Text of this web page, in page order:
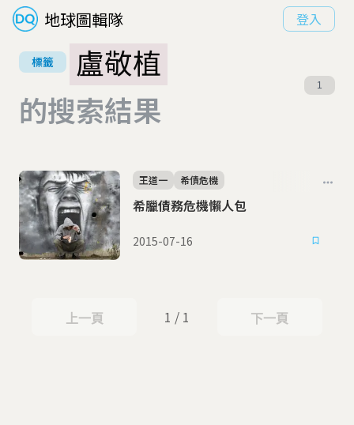
地球圖輯隊 登入
標籤
盧敬植
的搜索結果
1
希臘債務危機懶人包
王道一 希債危機
2015-07-16
上一頁
上一頁 1 / 1 下一頁
下一頁